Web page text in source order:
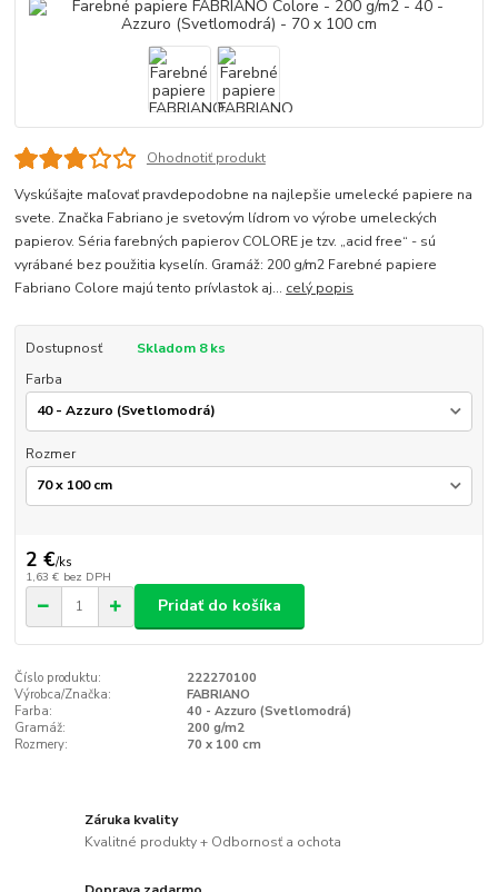
Ohodnotiť produkt
Vyskúšajte maľovať pravdepodobne na najlepšie umelecké papiere na
svete. Značka Fabriano je svetovým lídrom vo výrobe umeleckých
papierov. Séria farebných papierov COLORE je tzv. „acid free“ - sú
vyrábané bez použitia kyselín. Gramáž: 200 g/m2 Farebné papiere
Fabriano Colore majú tento prívlastok aj... celý popis
Dostupnosť
Skladom 8 ks
Farba
Rozmer
2 €/ks
1,63 € bez DPH
Pridať do košíka
Číslo produktu:
222270100
Výrobca/Značka:
FABRIANO
Farba:
40 - Azzuro (Svetlomodrá)
Gramáž:
200 g/m2
Rozmery:
70 x 100 cm
Záruka kvality
Kvalitné produkty + Odbornosť a ochota